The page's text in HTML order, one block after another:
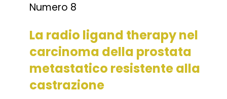
Numero 8
La radio ligand therapy nel
carcinoma della prostata
metastatico resistente alla
castrazione